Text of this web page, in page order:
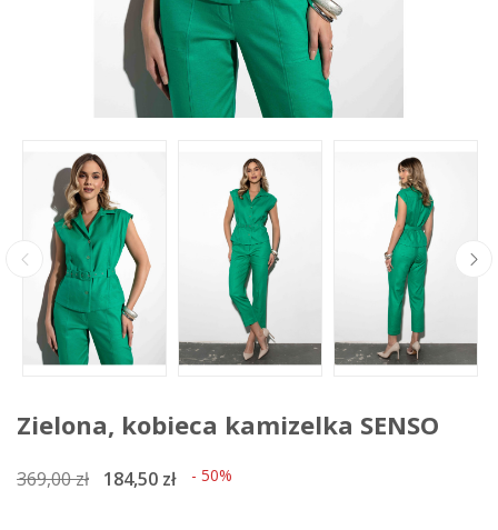
Zielona, kobieca kamizelka SENSO
369,00 zł 184,50 zł - 50%